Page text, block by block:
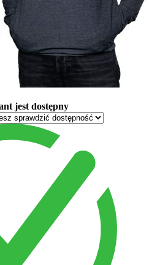
jest dostępny